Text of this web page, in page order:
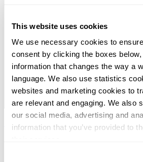
This website uses cookies
We use necessary cookies to
consent by clicking the boxes
information that changes the way a
language. We also use statistics
websites and marketing cookies to
are relevant and engaging. We also
our social media, advertising and
information that you’ve provided to
Sini Paljärvi